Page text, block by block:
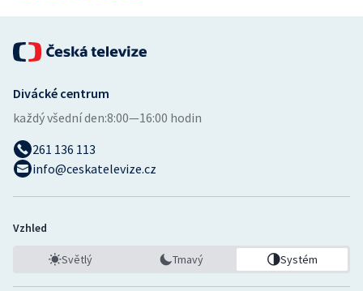
Veslování
Vodní slalom
Volejbal
Divácké centrum
každý všední den:8:00—16:00 hodin
261 136 113
info@ceskatelevize.cz
Vzhled
Světlý Tmavý Systém